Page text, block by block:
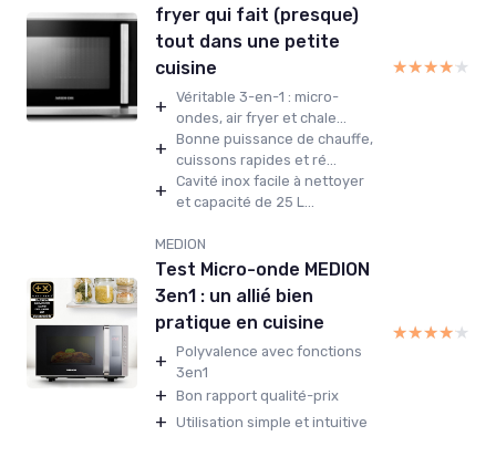
fryer qui fait (presque)
tout dans une petite
cuisine
+ Véritable 3-en-1 : micro-
ondes, air fryer et chale...
+ Bonne puissance de chauffe,
cuissons rapides et ré...
+ Cavité inox facile à nettoyer
et capacité de 25 L...
★★★★★
★★★★★
MEDION
Test Micro-onde MEDION
3en1 : un allié bien
pratique en cuisine
+ Polyvalence avec fonctions
3en1
+ Bon rapport qualité-prix
+ Utilisation simple et intuitive
★★★★★
★★★★★